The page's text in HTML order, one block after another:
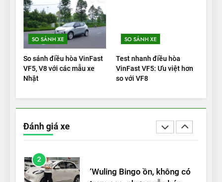
SO SÁNH XE
So sánh điều hòa VinFast
VF5, V8 với các mẫu xe
Nhật
SO SÁNH XE
Test nhanh điều hòa
VinFast VF5: Ưu việt hơn
so với VF8
Đánh giá xe
điện Hyundai Ioniq 5 N 2025
cho thấy đáng để chờ đợi
ĐÁNH GIÁ XE
1
Xe tốt nhất để mua năm
2025: Green Car Reports
nêu tên 5 người vào chung
‘Wuling Bingo ồn, không có
trạm sạc, nhưng vẫn bán
3